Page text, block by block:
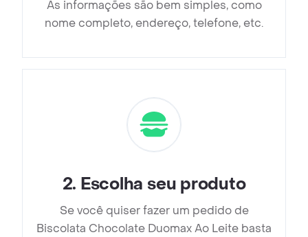
As informações são bem simples, como
nome completo, endereço, telefone, etc.
2. Escolha seu produto
Se você quiser fazer um pedido de
Biscolata Chocolate Duomax Ao Leite basta